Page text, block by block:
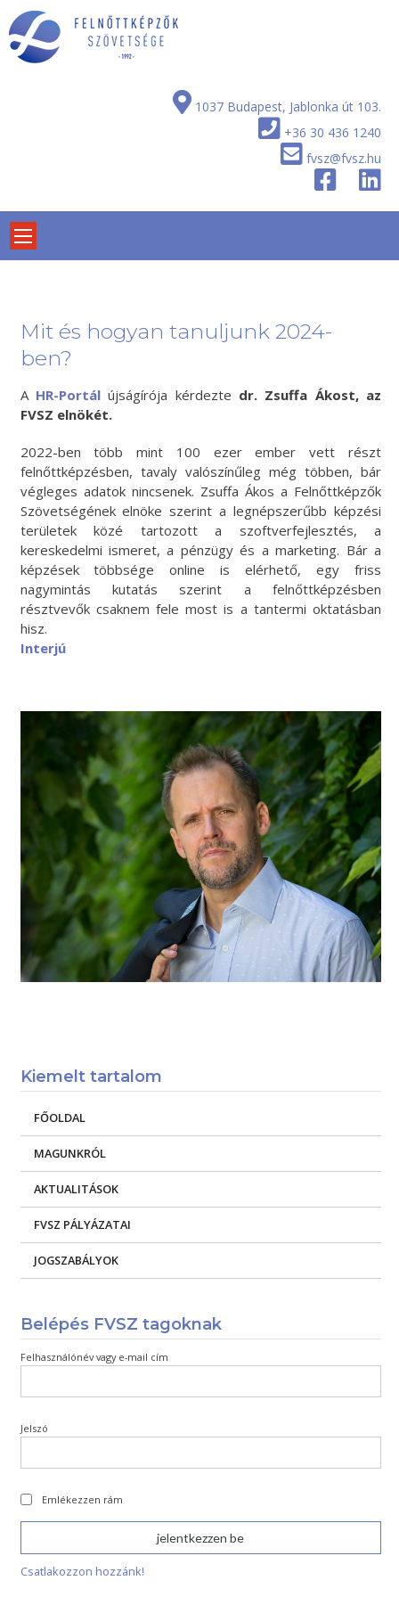
Skip
to
content
1037 Budapest, Jablonka út 103.
+36 30 436 1240
fvsz@fvsz.hu
Mit és hogyan tanuljunk 2024-
ben?
A HR-Portál újságírója kérdezte dr. Zsuffa Ákost, az
FVSZ elnökét.
2022-ben több mint 100 ezer ember vett részt
felnőttképzésben, tavaly valószínűleg még többen, bár
végleges adatok nincsenek. Zsuffa Ákos a Felnőttképzők
Szövetségének elnöke szerint a legnépszerűbb képzési
területek közé tartozott a szoftverfejlesztés, a
kereskedelmi ismeret, a pénzügy és a marketing. Bár a
képzések többsége online is elérhető, egy friss
nagymintás kutatás szerint a felnőttképzésben
résztvevők csaknem fele most is a tantermi oktatásban
hisz.
Interjú
Kiemelt tartalom
FŐOLDAL
MAGUNKRÓL
AKTUALITÁSOK
FVSZ PÁLYÁZATAI
JOGSZABÁLYOK
Belépés FVSZ tagoknak
Felhasználónév vagy e-mail cím
Jelszó
Emlékezzen rám
Csatlakozzon hozzánk!